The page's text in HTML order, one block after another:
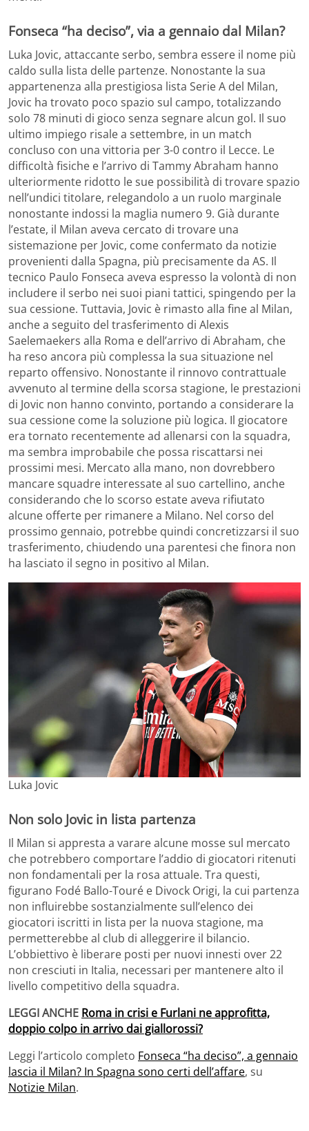
Fonseca “ha deciso”, via a gennaio dal Milan?
Luka Jovic, attaccante serbo, sembra essere il nome più
caldo sulla lista delle partenze. Nonostante la sua
appartenenza alla prestigiosa lista Serie A del Milan,
Jovic ha trovato poco spazio sul campo, totalizzando
solo 78 minuti di gioco senza segnare alcun gol. Il suo
ultimo impiego risale a settembre, in un match
concluso con una vittoria per 3-0 contro il Lecce. Le
difficoltà fisiche e l’arrivo di Tammy Abraham hanno
ulteriormente ridotto le sue possibilità di trovare spazio
nell’undici titolare, relegandolo a un ruolo marginale
nonostante indossi la maglia numero 9. Già durante
l’estate, il Milan aveva cercato di trovare una
sistemazione per Jovic, come confermato da notizie
provenienti dalla Spagna, più precisamente da AS. Il
tecnico Paulo Fonseca aveva espresso la volontà di non
includere il serbo nei suoi piani tattici, spingendo per la
sua cessione. Tuttavia, Jovic è rimasto alla fine al Milan,
anche a seguito del trasferimento di Alexis
Saelemaekers alla Roma e dell’arrivo di Abraham, che
ha reso ancora più complessa la sua situazione nel
reparto offensivo. Nonostante il rinnovo contrattuale
avvenuto al termine della scorsa stagione, le prestazioni
di Jovic non hanno convinto, portando a considerare la
sua cessione come la soluzione più logica. Il giocatore
era tornato recentemente ad allenarsi con la squadra,
ma sembra improbabile che possa riscattarsi nei
prossimi mesi. Mercato alla mano, non dovrebbero
mancare squadre interessate al suo cartellino, anche
considerando che lo scorso estate aveva rifiutato
alcune offerte per rimanere a Milano. Nel corso del
prossimo gennaio, potrebbe quindi concretizzarsi il suo
trasferimento, chiudendo una parentesi che finora non
ha lasciato il segno in positivo al Milan.
Luka Jovic
Non solo Jovic in lista partenza
Il Milan si appresta a varare alcune mosse sul mercato
che potrebbero comportare l’addio di giocatori ritenuti
non fondamentali per la rosa attuale. Tra questi,
figurano Fodé Ballo-Touré e Divock Origi, la cui partenza
non influirebbe sostanzialmente sull’elenco dei
giocatori iscritti in lista per la nuova stagione, ma
permetterebbe al club di alleggerire il bilancio.
L’obbiettivo è liberare posti per nuovi innesti over 22
non cresciuti in Italia, necessari per mantenere alto il
livello competitivo della squadra.
LEGGI ANCHE Roma in crisi e Furlani ne approfitta,
doppio colpo in arrivo dai giallorossi?
Leggi l’articolo completo Fonseca “ha deciso”, a gennaio
lascia il Milan? In Spagna sono certi dell’affare, su
Notizie Milan.